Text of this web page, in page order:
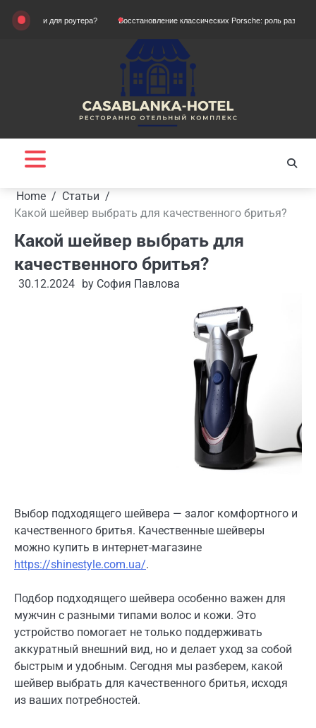
Skip
для роутера? Восстановление классических Porsche: роль разборки в
Home
Статьи
Какой шейвер выбрать для качественного бритья?
Какой шейвер выбрать для
качественного бритья?
30.12.2024 by София Павлова
Выбор подходящего шейвера — залог комфортного и
качественного бритья. Качественные шейверы
можно купить в интернет-магазине
https://shinestyle.com.ua/.
Подбор подходящего шейвера особенно важен для
мужчин с разными типами волос и кожи. Это
устройство помогает не только поддерживать
аккуратный внешний вид, но и делает уход за собой
быстрым и удобным. Сегодня мы разберем, какой
шейвер выбрать для качественного бритья, исходя
из ваших потребностей.